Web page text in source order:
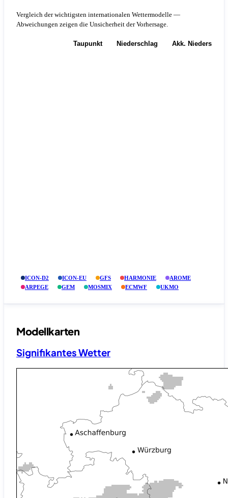
Vergleich der wichtigsten internationalen Wettermodelle —
Abweichungen zeigen die Unsicherheit der Vorhersage.
Taupunkt Niederschlag Akk.
ICON-D2 ICON-EU GFS HARMONIE
AROME
ARPEGE
GEM MOSMIX ECMWF UKMO
Modellkarten
Signifikantes Wetter